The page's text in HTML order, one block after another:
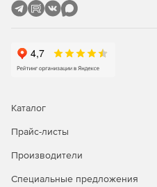
Каталог
Прайс-листы
Производители
Специальные предложения